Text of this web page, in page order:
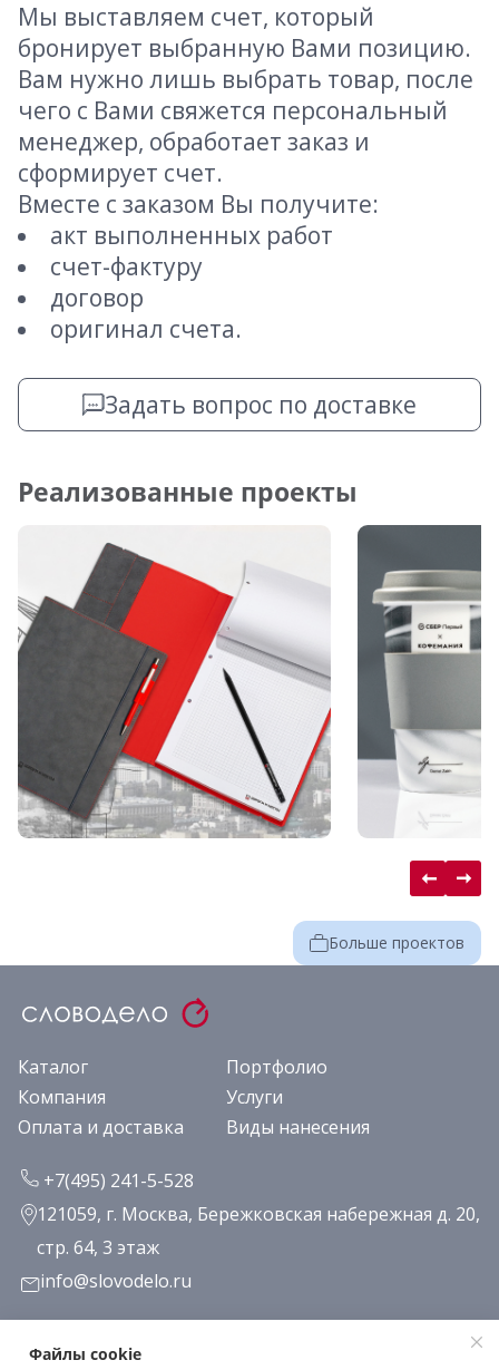
Мы выставляем счет, который
бронирует выбранную Вами позицию.
Вам нужно лишь выбрать товар, после
чего с Вами свяжется персональный
менеджер, обработает заказ и
сформирует счет.
Вместе с заказом Вы получите:
акт выполненных работ
счет-фактуру
договор
оригинал счета.
Задать вопрос по доставке
Реализованные проекты
Больше проектов
Каталог
Портфолио
Компания
Услуги
Оплата и доставка
Виды нанесения
+7(495) 241-5-528
121059, г. Москва, Бережковская набережная д. 20,
стр. 64, 3 этаж
info@slovodelo.ru
Заказать звонок
Файлы cookie